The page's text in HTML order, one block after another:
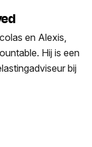
en Alexis,
Hij is een
bij